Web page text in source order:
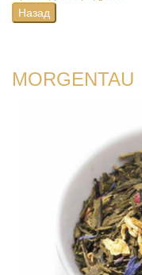
MORGENTAU